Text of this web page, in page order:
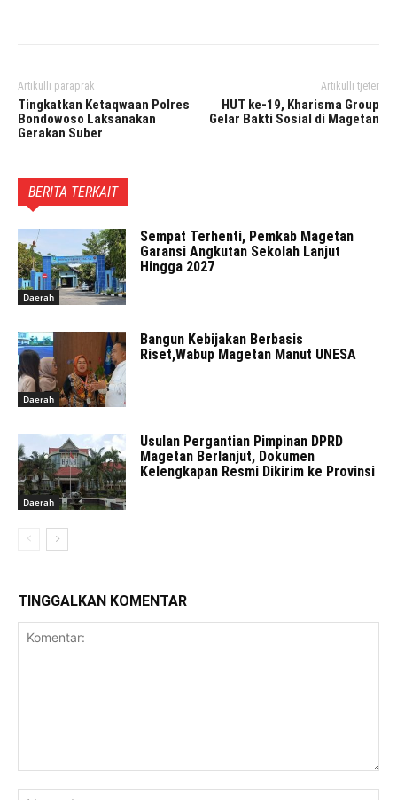
Artikulli paraprak
Tingkatkan Ketaqwaan Polres
Bondowoso Laksanakan
Gerakan Suber
Artikulli tjetër
HUT ke-19, Kharisma Group
Gelar Bakti Sosial di Magetan
BERITA TERKAIT
Daerah
Sempat Terhenti, Pemkab Magetan
Garansi Angkutan Sekolah Lanjut
Hingga 2027
Daerah
Bangun Kebijakan Berbasis
Riset,Wabup Magetan Manut UNESA
Daerah
Usulan Pergantian Pimpinan DPRD
Magetan Berlanjut, Dokumen
Kelengkapan Resmi Dikirim ke Provinsi
TINGGALKAN KOMENTAR